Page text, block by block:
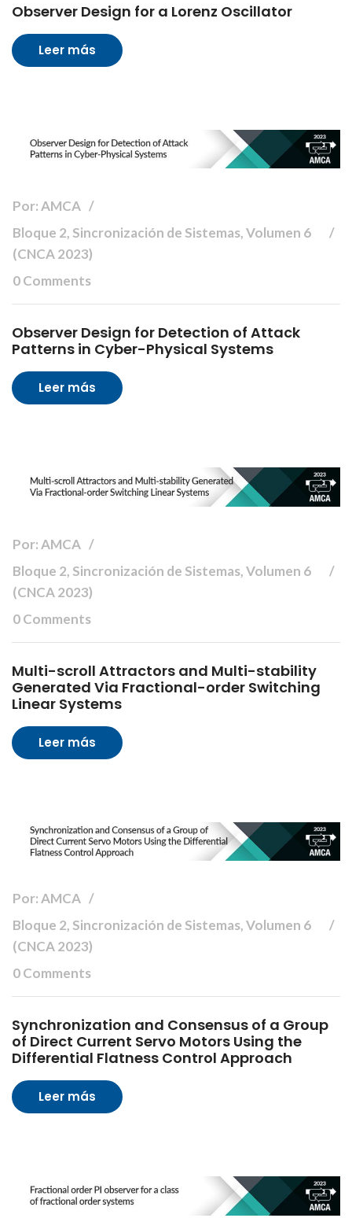
Observer Design for a Lorenz Oscillator
Leer más
Por: AMCA
Bloque 2, Sincronización de Sistemas, Volumen 6
(CNCA 2023)
0 Comments
Observer Design for Detection of Attack
Patterns in Cyber-Physical Systems
Leer más
Por: AMCA
Bloque 2, Sincronización de Sistemas, Volumen 6
(CNCA 2023)
0 Comments
Multi-scroll Attractors and Multi-stability
Generated Via Fractional-order Switching
Linear Systems
Leer más
Por: AMCA
Bloque 2, Sincronización de Sistemas, Volumen 6
(CNCA 2023)
0 Comments
Synchronization and Consensus of a Group
of Direct Current Servo Motors Using the
Differential Flatness Control Approach
Leer más